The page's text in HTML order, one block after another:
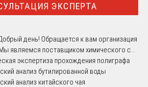
ЭКСПЕРТА
день! Обращается к вам организация
являемся поставщиком химического с...
экспертиза прохождения полиграфа
анализ бутилированной воды
анализ китайского чая